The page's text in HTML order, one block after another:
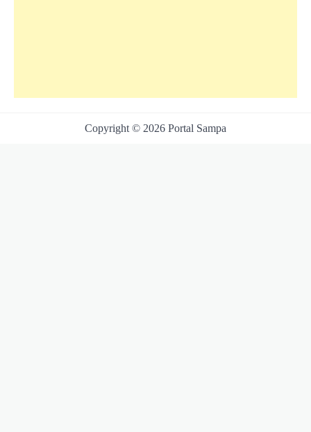
Copyright © 2026 Portal Sampa